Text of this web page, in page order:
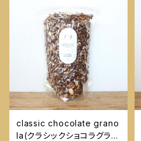
classic chocolate grano
la(クラシックショコラグラノ